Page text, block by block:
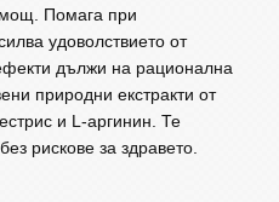
мощ. Помага при
удоволствието от
дължи на рационална
природни екстракти от
и L-аргинин. Те
рискове за здравето.